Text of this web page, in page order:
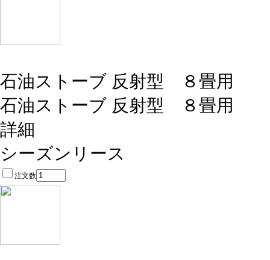
石油ストーブ 反射型 ８畳用
石油ストーブ 反射型 ８畳用
詳細
シーズンリース
注文数